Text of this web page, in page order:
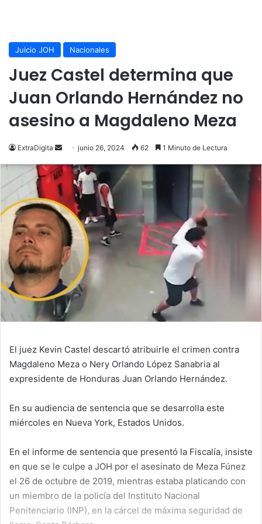
Juicio JOH Nacionales
Juez Castel determina que
Juan Orlando Hernández no
asesino a Magdaleno Meza
ExtraDigita
Send
email
junio 26, 2024 62 1 Minuto de Lectura
El juez Kevin Castel descartó atribuirle el crimen contra
Magdaleno Meza o Nery Orlando López Sanabria al
expresidente de Honduras Juan Orlando Hernández.
En su audiencia de sentencia que se desarrolla este
miércoles en Nueva York, Estados Unidos.
En el informe de sentencia que presentó la Fiscalía, insiste
en que se le culpe a JOH por el asesinato de Meza Fúnez
el 26 de octubre de 2019, mientras estaba platicando con
un miembro de la policía del Instituto Nacional
Penitenciario (INP), en la cárcel de máxima seguridad de